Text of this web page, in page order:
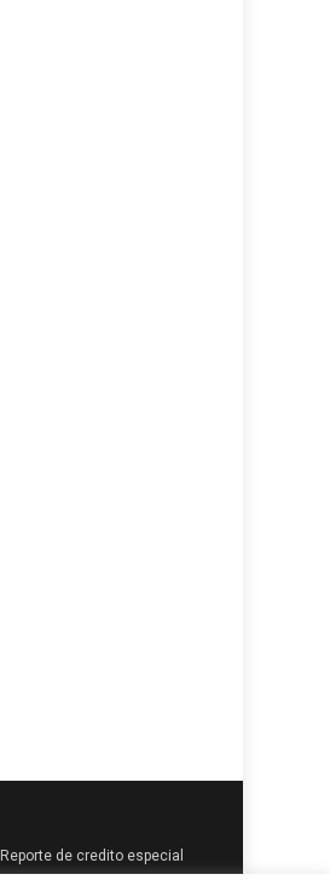
Reporte de credito especial